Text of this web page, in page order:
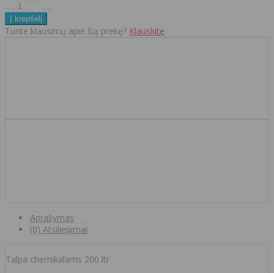
Turite klausimų apie šią prekę? Klauskite
Aprašymas
(0) Atsiliepimai
Talpa chemikalams 200 ltr